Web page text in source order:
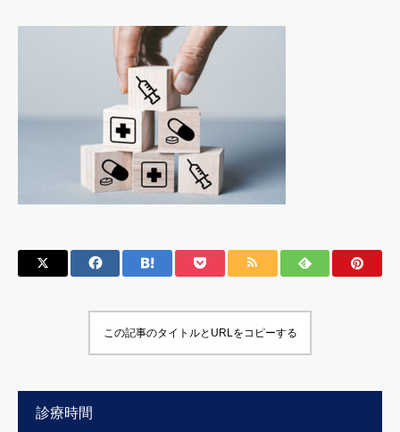
この記事のタイトルとURLをコピーする
診療時間